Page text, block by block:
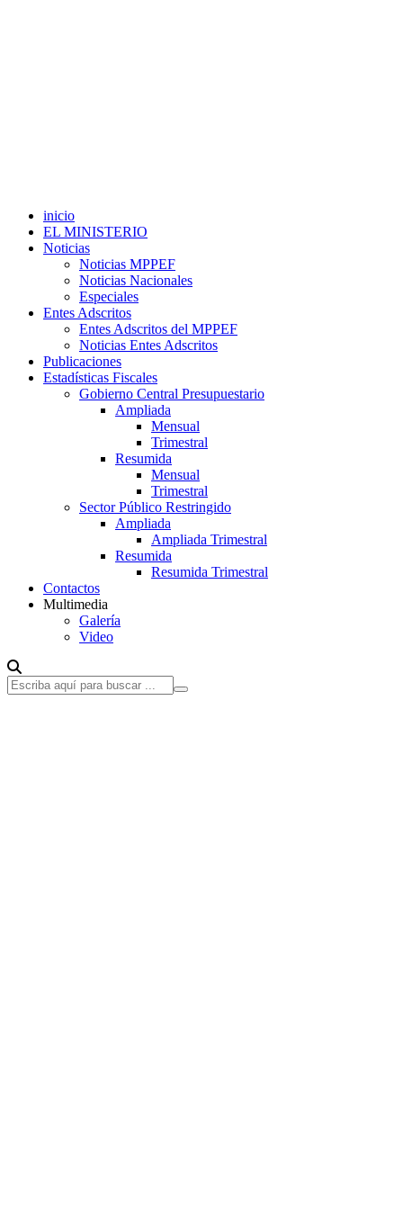
inicio
EL MINISTERIO
Noticias
Noticias MPPEF
Noticias Nacionales
Especiales
Entes Adscritos
Entes Adscritos del MPPEF
Noticias Entes Adscritos
Publicaciones
Estadísticas Fiscales
Gobierno Central Presupuestario
Ampliada
Mensual
Trimestral
Resumida
Mensual
Trimestral
Sector Público Restringido
Ampliada
Ampliada Trimestral
Resumida
Resumida Trimestral
Contactos
Multimedia
Galería
Video